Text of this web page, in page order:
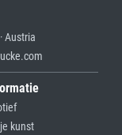
Austria
kunst